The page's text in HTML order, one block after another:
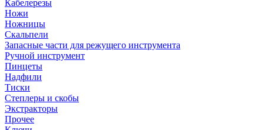
Кабелерезы
Ножи
Ножницы
Скальпели
Запасные части для режущего инструмента
Ручной инструмент
Пинцеты
Надфили
Тиски
Степлеры и скобы
Экстракторы
Прочее